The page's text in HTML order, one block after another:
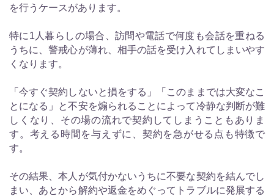
を行うケースがあります。
特に1人暮らしの場合、訪問や電話で何度も会話を重ねる
うちに、警戒心が薄れ、相手の話を受け入れてしまいやす
くなります。
「今すぐ契約しないと損をする」「このままでは大変なこ
とになる」と不安を煽られることによって冷静な判断が難
しくなり、その場の流れで契約してしまうこともありま
す。考える時間を与えずに、契約を急がせる点も特徴で
す。
その結果、本人が気付かないうちに不要な契約を結んでし
まい、あとから解約や返金をめぐってトラブルに発展する